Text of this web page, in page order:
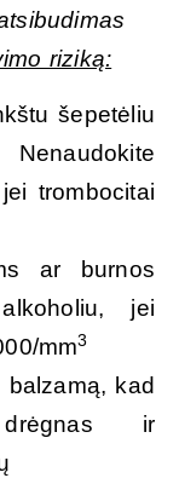
riziką:
šepetėliu
trombocitai
ar burnos
jei
mm3
kad
ir